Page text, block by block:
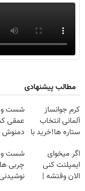
مطالب پیشنهادی
کرم جوانساز
آلمانی انتخاب
ستاره ها!خرید با
شست
عمقی
دمنوش
اگر میخوای
ایمپلنت کنی
الان وقتشه |
شست
چربی